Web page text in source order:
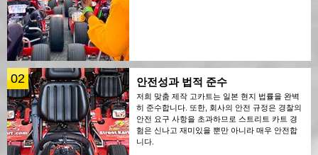
02 안전성과 법적 준수
저희 맞춤 제작 고카트는 일본 현지 법률을 완벽
히 준수합니다. 또한, 회사의 안전 규정은 경찰의
안전 요구 사항을 초과하므로 스트리트 카트 경
험은 신나고 재미있을 뿐만 아니라 매우 안전합
니다.